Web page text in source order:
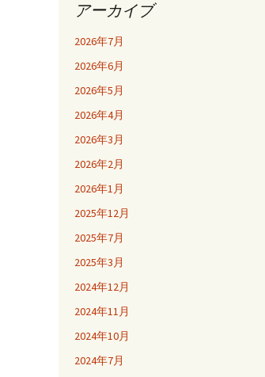
アーカイブ
2026年7月
2026年6月
2026年5月
2026年4月
2026年3月
2026年2月
2026年1月
2025年12月
2025年7月
2025年3月
2024年12月
2024年11月
2024年10月
2024年7月